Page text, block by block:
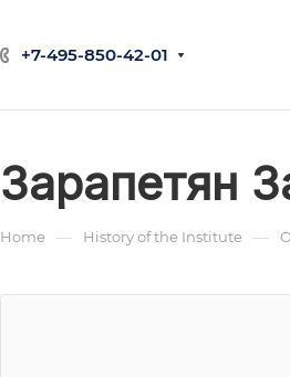
+7-495-850-42-01
Зарапетян
Home — History of the Institute —